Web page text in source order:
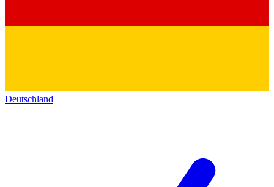
Deutschland